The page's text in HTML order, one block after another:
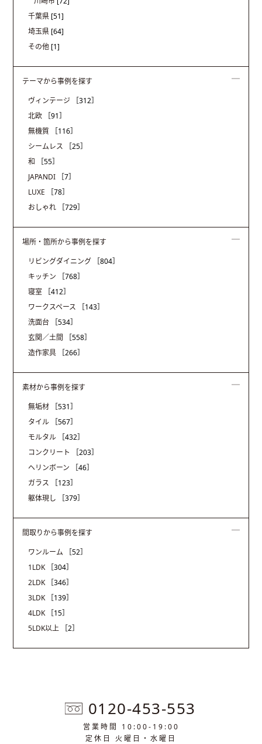
千葉県 [51]
埼玉県 [64]
その他 [1]
テーマから事例を探す
ヴィンテージ
［312］
北欧
［91］
無機質
［116］
シームレス
［25］
和
［55］
JAPANDI
［7］
LUXE
［78］
おしゃれ
［729］
場所・箇所から事例を探す
リビングダイニング
［804］
キッチン
［768］
寝室
［412］
ワークスペース
［143］
洗面台
［534］
玄関／土間
［558］
造作家具
［266］
素材から事例を探す
無垢材
［531］
タイル
［567］
モルタル
［432］
コンクリート
［203］
ヘリンボーン
［46］
ガラス
［123］
躯体現し
［379］
間取りから事例を探す
ワンルーム
［52］
1LDK
［304］
2LDK
［346］
3LDK
［139］
4LDK
［15］
5LDK以上
［2］
0120-453-553
営業時間 10:00-19:00
定休日 火曜日・水曜日